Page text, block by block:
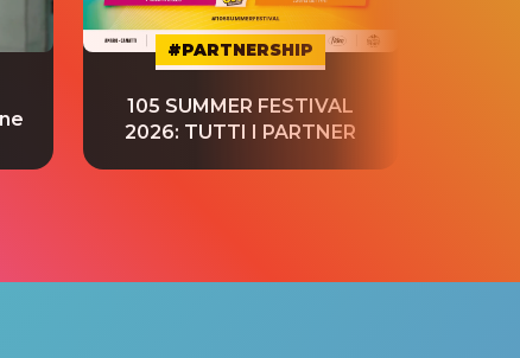
#PARTNERSHIP
105 SUMMER FESTIVAL
2026: TUTTI I PARTNER